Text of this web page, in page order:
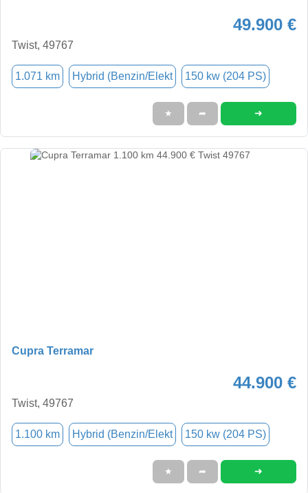
49.900 €
Twist, 49767
1.071 km Hybrid (Benzin/Elekt 150 kw (204 PS)
★ ➦ ➜
Cupra Terramar
44.900 €
Twist, 49767
1.100 km Hybrid (Benzin/Elekt 150 kw (204 PS)
★ ➦ ➜